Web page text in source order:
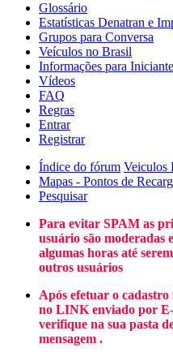
Glossário
Estatísticas Denatran e
Grupos para Conversa
Veículos no Brasil
Informações para
Vídeos
FAQ
Regras
Entrar
Registrar
Índice do fórum Veiculos
Mapas - Pontos de
Pesquisar
Para evitar SPAM as
usuário são moderadas
algumas horas até
outros usuários
Após efetuar o
no LINK enviado por
verifique na sua pasta
mensagem .